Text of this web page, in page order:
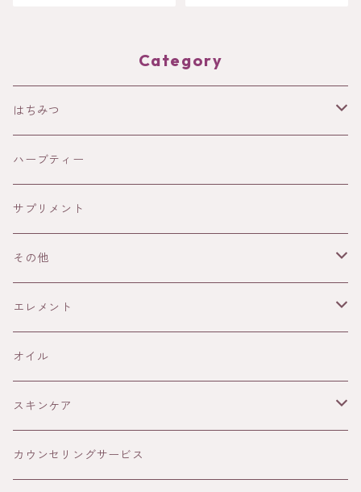
Category
はちみつ
HOLISTETIQUE
HONEY IN THE GARDEN
ANAYA
13Honey
ELIXIR
THE AUTHENTIC HONEY
ハーブティー
サプリメント
その他
書籍
雑貨
メープルシロップ
エレメント
火
土
風
オイル
スキンケア
オイル
カウンセリングサービス